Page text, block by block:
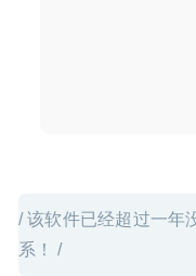
/ 该软件已经超过一年
系！ /